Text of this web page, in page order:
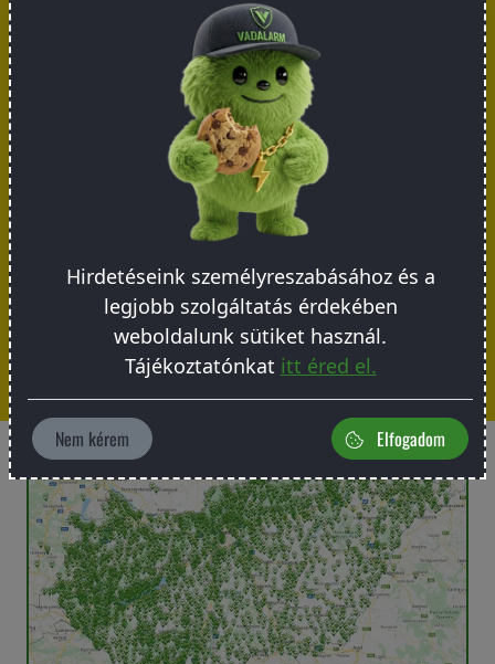
Iratkozz fel hírlevelünkre, és értékes tartalmakkal
ajándékozunk meg!
Elfogadom az adatvédelmi szabályzatot (
Feliratkozok
Hirdetéseink személyreszabásához és a
legjobb szolgáltatás érdekében
weboldalunk sütiket használ.
Tájékoztatónkat itt éred el.
Nem kérem Elfogadom